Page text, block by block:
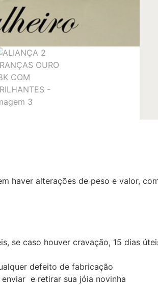
haver alterações de peso e valor,
se caso houver cravação, 15 dias
defeito de fabricação
e retirar sua jóia novinha